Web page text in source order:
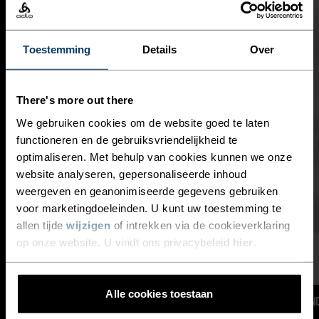
Toestemming Details Over
There's more out there
We gebruiken cookies om de website goed te laten
functioneren en de gebruiksvriendelijkheid te
optimaliseren. Met behulp van cookies kunnen we onze
website analyseren, gepersonaliseerde inhoud
weergeven en geanonimiseerde gegevens gebruiken
voor marketingdoeleinden. U kunt uw toestemming te
allen tijde wijzigen of intrekken via de cookieverklaring
op onze website. U vindt ons privacybeleid hier
Alle cookies toestaan
MESH-VENTILATIEZONES